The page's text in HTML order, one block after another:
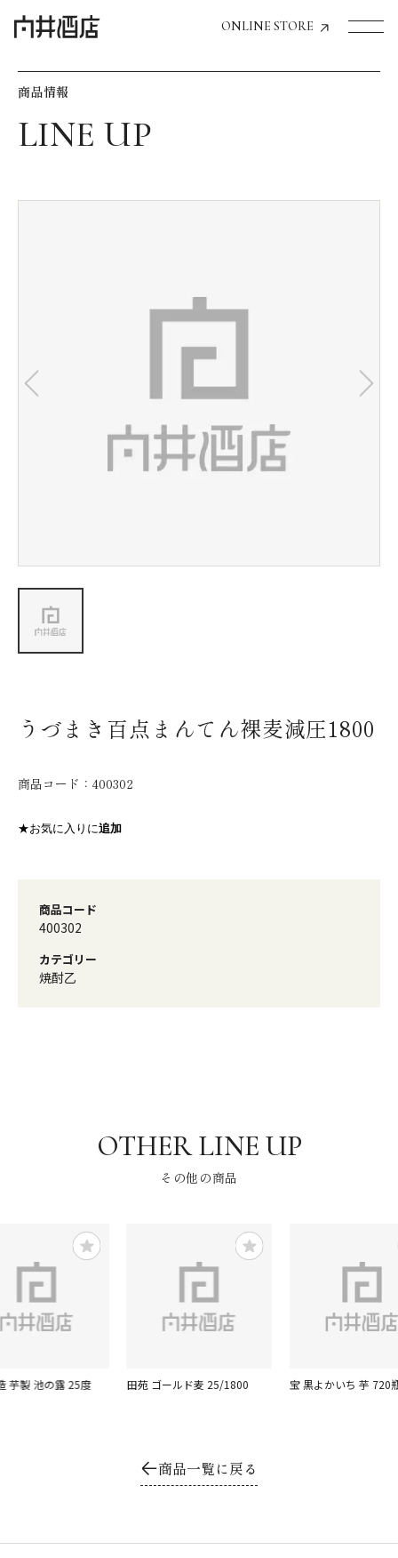
ONLINE STORE
飲食店経営のお客様
お気に入り機能の活用方法
会社情報
商品情報
うづまき百点まんてん裸麦減圧1800
商品コード： 400302
★お気に入りに追加
商品コード
400302
カテゴリー
焼酎乙
その他の商品
芋製 池の露 25度 田苑 ゴールド麦 25/1800 宝 黒よかいち 芋 720
商品一覧に戻る